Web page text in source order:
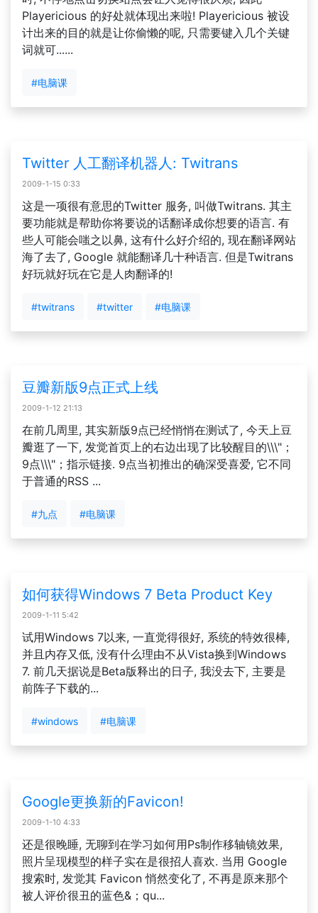
Playericious 的好处就体现出来啦! Playericious 被设
计出来的目的就是让你偷懒的呢, 只需要键入几个关键
词就可......
#电脑课
Twitter 人工翻译机器人: Twitrans
2009-1-15 0:33
这是一项很有意思的Twitter 服务, 叫做Twitrans. 其主
要功能就是帮助你将要说的话翻译成你想要的语言. 有
些人可能会嗤之以鼻, 这有什么好介绍的, 现在翻译网站
海了去了, Google 就能翻译几十种语言. 但是Twitrans
好玩就好玩在它是人肉翻译的!
#twitrans #twitter #电脑课
豆瓣新版9点正式上线
2009-1-12 21:13
在前几周里, 其实新版9点已经悄悄在测试了, 今天上豆
瓣逛了一下, 发觉首页上的右边出现了比较醒目的\\\"；
9点\\\"；指示链接. 9点当初推出的确深受喜爱, 它不同
于普通的RSS ...
#九点 #电脑课
如何获得Windows 7 Beta Product Key
2009-1-11 5:42
试用Windows 7以来, 一直觉得很好, 系统的特效很棒,
并且内存又低, 没有什么理由不从Vista换到Windows
7. 前几天据说是Beta版释出的日子, 我没去下, 主要是
前阵子下载的...
#windows #电脑课
Google更换新的Favicon!
2009-1-10 4:33
还是很晚睡, 无聊到在学习如何用Ps制作移轴镜效果,
照片呈现模型的样子实在是很招人喜欢. 当用 Google
搜索时, 发觉其 Favicon 悄然变化了, 不再是原来那个
被人评价很丑的蓝色&；qu...